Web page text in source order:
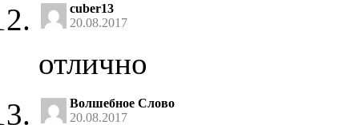
cuber13
20.08.2017
отлично
Волшебное Слово
20.08.2017